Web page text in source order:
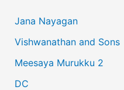
h
f
o
r
Jana Nayagan
Vishwanathan and Sons
Meesaya Murukku 2
DC